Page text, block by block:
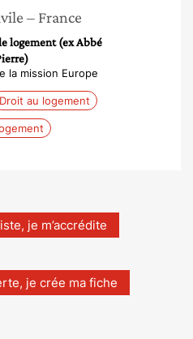
– France
logement (ex Abbé
la mission Europe
Droit au logement
je m’accrédite
je crée ma fiche